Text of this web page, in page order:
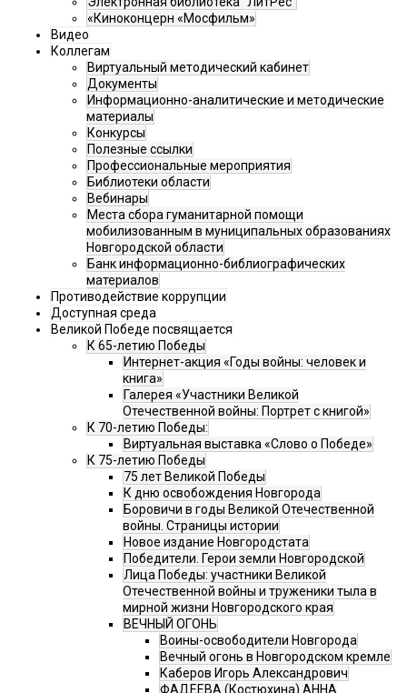
«Киноконцерн «Мосфильм»
Видео
Коллегам
Виртуальный методический кабинет
Документы
Информационно-аналитические и методические
материалы
Конкурсы
Полезные ссылки
Профессиональные мероприятия
Библиотеки области
Вебинары
Места сбора гуманитарной помощи
мобилизованным в муниципальных образованиях
Новгородской области
Банк информационно-библиографических
материалов
Противодействие коррупции
Доступная среда
Великой Победе посвящается
К 65-летию Победы
Интернет-акция «Годы войны: человек и
книга»
Галерея «Участники Великой
Отечественной войны: Портрет с книгой»
К 70-летию Победы:
Виртуальная выставка «Слово о Победе»
К 75-летию Победы
75 лет Великой Победы
К дню освобождения Новгорода
Боровичи в годы Великой Отечественной
войны. Страницы истории
Новое издание Новгородстата
Победители. Герои земли Новгородской
Лица Победы: участники Великой
Отечественной войны и труженики тыла в
мирной жизни Новгородского края
ВЕЧНЫЙ ОГОНЬ
Воины-освободители Новгорода
Вечный огонь в Новгородском кремле
Каберов Игорь Александрович
ФАДЕЕВА (Костюхина) АННА